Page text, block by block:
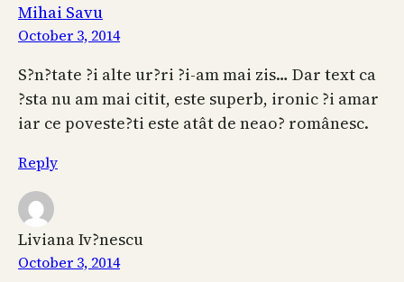
Mihai Savu
October 3, 2014
S?n?tate ?i alte ur?ri ?i-am mai zis… Dar text ca
?sta nu am mai citit, este superb, ironic ?i amar
iar ce poveste?ti este atât de neao? românesc.
Reply
Liviana Iv?nescu
October 3, 2014